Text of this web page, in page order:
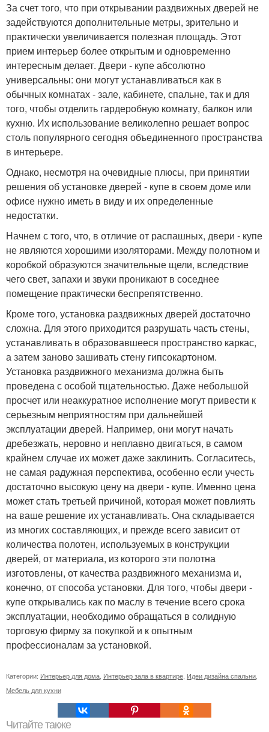
За счет того, что при открывании раздвижных дверей не
задействуются дополнительные метры, зрительно и
практически увеличивается полезная площадь. Этот
прием интерьер более открытым и одновременно
интересным делает. Двери - купе абсолютно
универсальны: они могут устанавливаться как в
обычных комнатах - зале, кабинете, спальне, так и для
того, чтобы отделить гардеробную комнату, балкон или
кухню. Их использование великолепно решает вопрос
столь популярного сегодня объединенного пространства
в интерьере.
Однако, несмотря на очевидные плюсы, при принятии
решения об установке дверей - купе в своем доме или
офисе нужно иметь в виду и их определенные
недостатки.
Начнем с того, что, в отличие от распашных, двери - купе
не являются хорошими изоляторами. Между полотном и
коробкой образуются значительные щели, вследствие
чего свет, запахи и звуки проникают в соседнее
помещение практически беспрепятственно.
Кроме того, установка раздвижных дверей достаточно
сложна. Для этого приходится разрушать часть стены,
устанавливать в образовавшееся пространство каркас,
а затем заново зашивать стену гипсокартоном.
Установка раздвижного механизма должна быть
проведена с особой тщательностью. Даже небольшой
просчет или неаккуратное исполнение могут привести к
серьезным неприятностям при дальнейшей
эксплуатации дверей. Например, они могут начать
дребезжать, неровно и неплавно двигаться, в самом
крайнем случае их может даже заклинить. Согласитесь,
не самая радужная перспектива, особенно если учесть
достаточно высокую цену на двери - купе. Именно цена
может стать третьей причиной, которая может повлиять
на ваше решение их устанавливать. Она складывается
из многих составляющих, и прежде всего зависит от
количества полотен, используемых в конструкции
дверей, от материала, из которого эти полотна
изготовлены, от качества раздвижного механизма и,
конечно, от способа установки. Для того, чтобы двери -
купе открывались как по маслу в течение всего срока
эксплуатации, необходимо обращаться в солидную
торговую фирму за покупкой и к опытным
профессионалам за установкой.
Категории: Интерьер для дома Интерьер зала в квартире Идеи дизайна спальни
Мебель для кухни
Читайте также